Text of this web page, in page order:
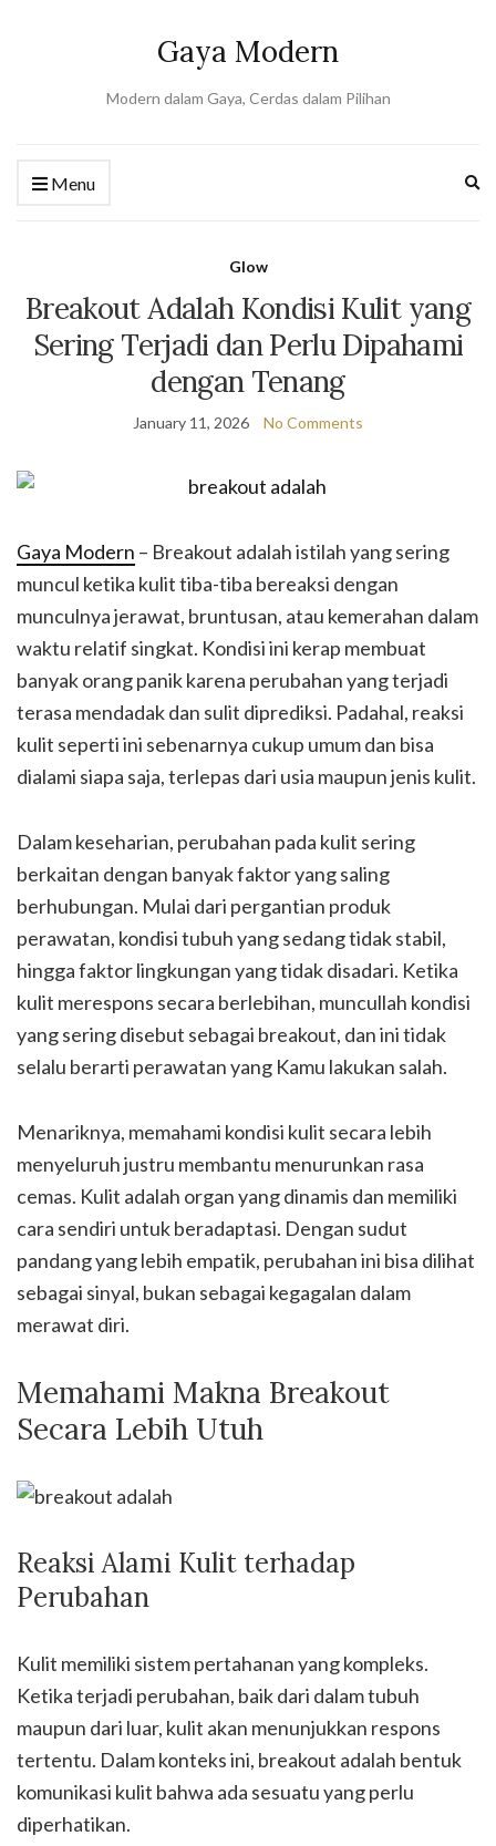
Gaya Modern
Modern dalam Gaya, Cerdas dalam Pilihan
Menu
Glow
Breakout Adalah Kondisi Kulit yang
Sering Terjadi dan Perlu Dipahami
dengan Tenang
January 11, 2026 No Comments
Gaya Modern – Breakout adalah istilah yang sering
muncul ketika kulit tiba-tiba bereaksi dengan
munculnya jerawat, bruntusan, atau kemerahan dalam
waktu relatif singkat. Kondisi ini kerap membuat
banyak orang panik karena perubahan yang terjadi
terasa mendadak dan sulit diprediksi. Padahal, reaksi
kulit seperti ini sebenarnya cukup umum dan bisa
dialami siapa saja, terlepas dari usia maupun jenis kulit.
Dalam keseharian, perubahan pada kulit sering
berkaitan dengan banyak faktor yang saling
berhubungan. Mulai dari pergantian produk
perawatan, kondisi tubuh yang sedang tidak stabil,
hingga faktor lingkungan yang tidak disadari. Ketika
kulit merespons secara berlebihan, muncullah kondisi
yang sering disebut sebagai breakout, dan ini tidak
selalu berarti perawatan yang Kamu lakukan salah.
Menariknya, memahami kondisi kulit secara lebih
menyeluruh justru membantu menurunkan rasa
cemas. Kulit adalah organ yang dinamis dan memiliki
cara sendiri untuk beradaptasi. Dengan sudut
pandang yang lebih empatik, perubahan ini bisa dilihat
sebagai sinyal, bukan sebagai kegagalan dalam
merawat diri.
Memahami Makna Breakout
Secara Lebih Utuh
Reaksi Alami Kulit terhadap
Perubahan
Kulit memiliki sistem pertahanan yang kompleks.
Ketika terjadi perubahan, baik dari dalam tubuh
maupun dari luar, kulit akan menunjukkan respons
tertentu. Dalam konteks ini, breakout adalah bentuk
komunikasi kulit bahwa ada sesuatu yang perlu
diperhatikan.